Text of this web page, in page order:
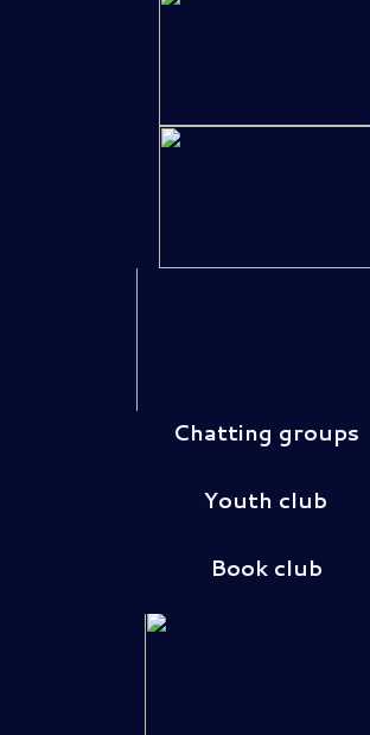
Chatting groups
Youth club
Book club